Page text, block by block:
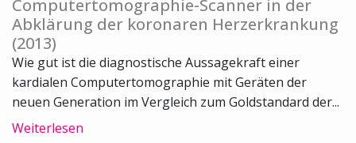
Computertomographie-Scanner in der
Abklärung der koronaren Herzerkrankung
(2013)
Wie gut ist die diagnostische Aussagekraft einer
kardialen Computertomographie mit Geräten der
neuen Generation im Vergleich zum Goldstandard der...
Weiterlesen